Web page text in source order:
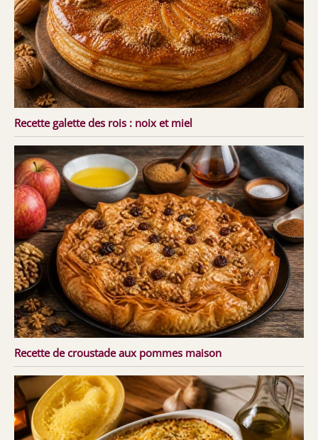
Recette galette des rois : noix et miel
Recette de croustade aux pommes maison